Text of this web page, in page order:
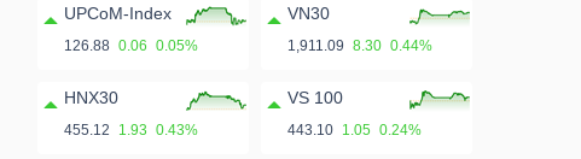
UPCoM-Index
126.88 0.06 0.05%
VN30
1,911.09 8.30 0.44%
HNX30
455.12 1.93 0.43%
VS 100
443.10 1.05 0.24%